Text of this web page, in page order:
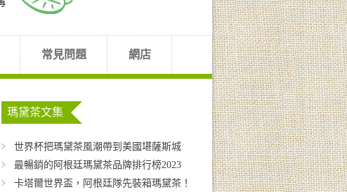
常見問題 網店
瑪黛茶文集
世界杯把瑪黛茶風潮帶到美國堪薩斯城
最暢銷的阿根廷瑪黛茶品牌排行榜2023
卡塔爾世界盃，阿根廷隊先裝箱瑪黛茶！